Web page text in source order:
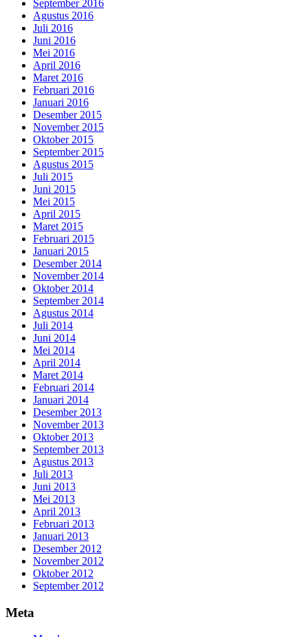
September 2016
Agustus 2016
Juli 2016
Juni 2016
Mei 2016
April 2016
Maret 2016
Februari 2016
Januari 2016
Desember 2015
November 2015
Oktober 2015
September 2015
Agustus 2015
Juli 2015
Juni 2015
Mei 2015
April 2015
Maret 2015
Februari 2015
Januari 2015
Desember 2014
November 2014
Oktober 2014
September 2014
Agustus 2014
Juli 2014
Juni 2014
Mei 2014
April 2014
Maret 2014
Februari 2014
Januari 2014
Desember 2013
November 2013
Oktober 2013
September 2013
Agustus 2013
Juli 2013
Juni 2013
Mei 2013
April 2013
Februari 2013
Januari 2013
Desember 2012
November 2012
Oktober 2012
September 2012
Meta